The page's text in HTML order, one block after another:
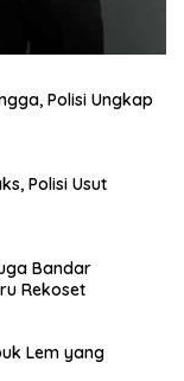
Polisi Ungkap
Polisi Usut
Bandar
Rekoset
Lem yang